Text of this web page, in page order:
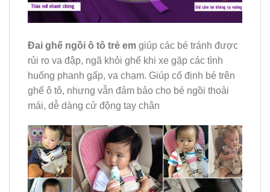
Đai ghế ngồi ô tô trẻ em giúp các bé tránh được
rủi ro va đập, ngã khỏi ghế khi xe gặp các tình
huống phanh gấp, va chạm. Giúp cố định bé trên
ghế ô tô, nhưng vẫn đảm bảo cho bé ngồi thoải
mái, dễ dàng cử động tay chân